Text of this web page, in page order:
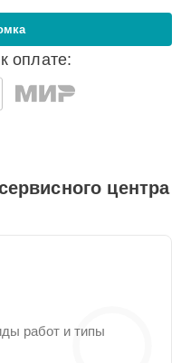
оплате:
центра
работ и типы